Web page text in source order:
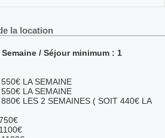
la location
Semaine / Séjour minimum : 1
LA SEMAINE
LA SEMAINE
LES 2 SEMAINES ( SOIT 440€ LA